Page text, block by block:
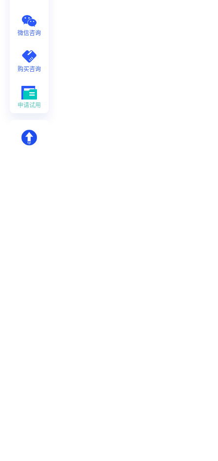
微信咨询
购买咨询
申请试用